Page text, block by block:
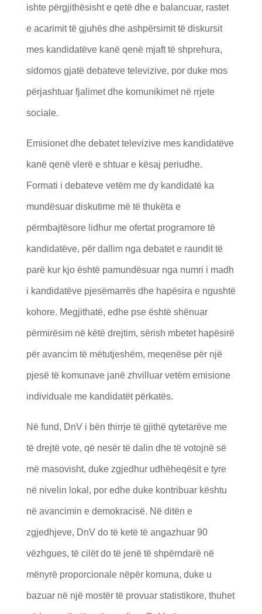
ishte përgjithësisht e qetë dhe e balancuar, rastet
e acarimit të gjuhës dhe ashpërsimit të diskursit
mes kandidatëve kanë qenë mjaft të shprehura,
sidomos gjatë debateve televizive, por duke mos
përjashtuar fjalimet dhe komunikimet në rrjete
sociale.
Emisionet dhe debatet televizive mes kandidatëve
kanë qenë vlerë e shtuar e kësaj periudhe.
Formati i debateve vetëm me dy kandidatë ka
mundësuar diskutime më të thukëta e
përmbajtësore lidhur me ofertat programore të
kandidatëve, për dallim nga debatet e raundit të
parë kur kjo është pamundësuar nga numri i madh
i kandidatëve pjesëmarrës dhe hapësira e ngushtë
kohore. Megjithatë, edhe pse është shënuar
përmirësim në këtë drejtim, sërish mbetet hapësirë
për avancim të mëtutjeshëm, meqenëse për një
pjesë të komunave janë zhvilluar vetëm emisione
individuale me kandidatët përkatës.
Në fund, DnV i bën thirrje të gjithë qytetarëve me
të drejtë vote, që nesër të dalin dhe të votojnë së
më masovisht, duke zgjedhur udhëheqësit e tyre
në nivelin lokal, por edhe duke kontribuar kështu
në avancimin e demokracisë. Në ditën e
zgjedhjeve, DnV do të ketë të angazhuar 90
vëzhgues, të cilët do të jenë të shpërndarë në
mënyrë proporcionale nëpër komuna, duke u
bazuar në një mostër të provuar statistikore, thuhet